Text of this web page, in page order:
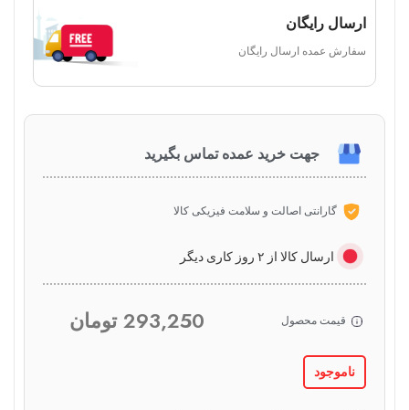
ارسال رایگان
سفارش عمده ارسال رایگان
جهت خرید عمده تماس بگیرید
گارانتی اصالت و سلامت فیزیکی کالا
ارسال کالا از ۲ روز کاری دیگر
قیمت محصول 293,250 تومان
ناموجود